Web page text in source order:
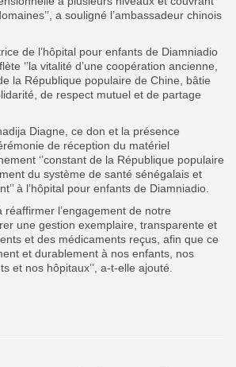
a souligné l’ambassadeur chinois
de l’hôpital pour enfants de Diamniadio
‘’la vitalité d’une coopération ancienne,
la République populaire de Chine, bâtie
de respect mutuel et de partage
Diagne, ce don et la présence
de réception du matériel
‘’constant de la République populaire
du système de santé sénégalais et
à l’hôpital pour enfants de Diamniadio.
réaffirmer l’engagement de notre
une gestion exemplaire, transparente et
et des médicaments reçus, afin que ce
et durablement à nos enfants, nos
et nos hôpitaux’’, a-t-elle ajouté.